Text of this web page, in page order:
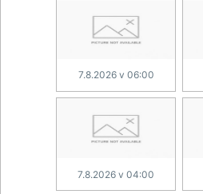
7.8.2026 v 06:00
7.8.2026 v 04:00